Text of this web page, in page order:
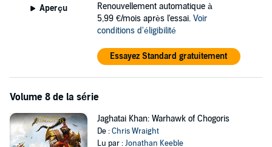
Aperçu
Renouvellement automatique à
5,99 €/mois après l'essai. Voir
conditions d'éligibilité
Essayez Standard gratuitement
Volume 8 de la série
Jaghatai Khan: Warhawk of Chogoris
De :Chris Wraight
Lu par :Jonathan Keeble